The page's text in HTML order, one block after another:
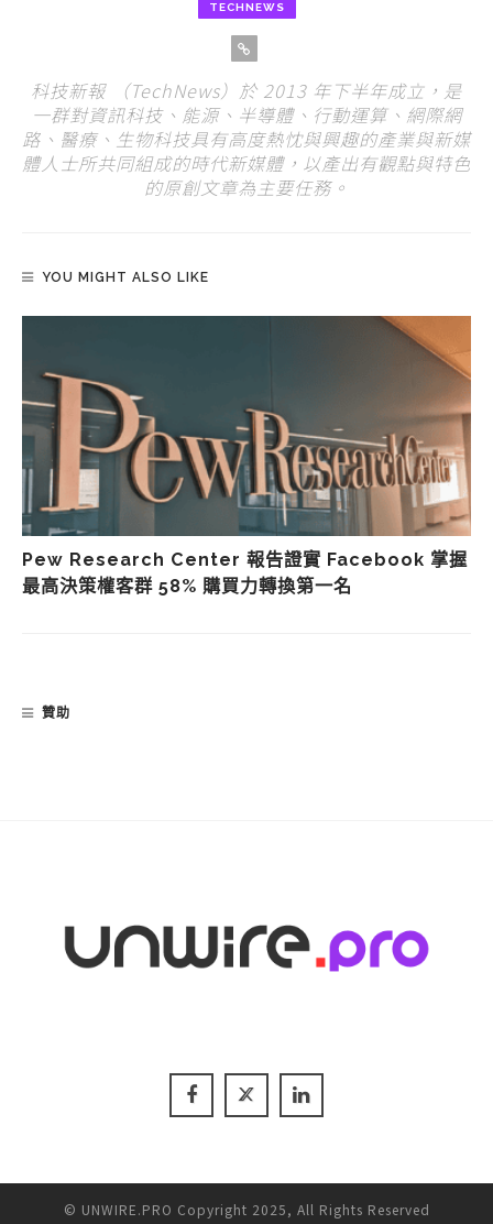
TECHNEWS
科技新報 （TechNews）於 2013 年下半年成立，是
一群對資訊科技、能源、半導體、行動運算、網際網
路、醫療、生物科技具有高度熱忱與興趣的產業與新媒
體人士所共同組成的時代新媒體，以產出有觀點與特色
的原創文章為主要任務。
YOU MIGHT ALSO LIKE
Pew Research Center 報告證實 Facebook 掌握
最高決策權客群 58% 購買力轉換第一名
贊助
© UNWIRE.PRO Copyright 2025, All Rights Reserved